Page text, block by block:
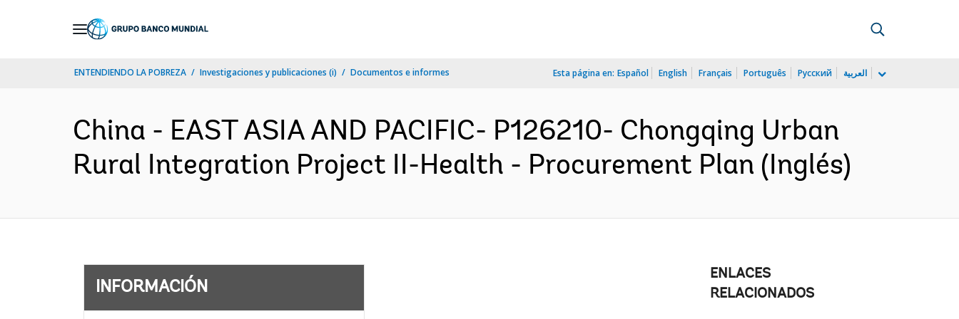
ENTENDIENDO LA POBREZA Investigaciones y publicaciones (i) Documentos e informes Esta página en: Español English Français Português Русский العربية
China - EAST ASIA AND PACIFIC- P126210- Chongqing Urban
Rural Integration Project II-Health - Procurement Plan (Inglés)
INFORMACIÓN
ENLACES
RELACIONADOS